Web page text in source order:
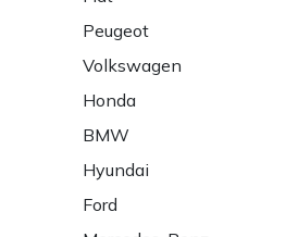
Peugeot
Volkswagen
Honda
BMW
Hyundai
Ford